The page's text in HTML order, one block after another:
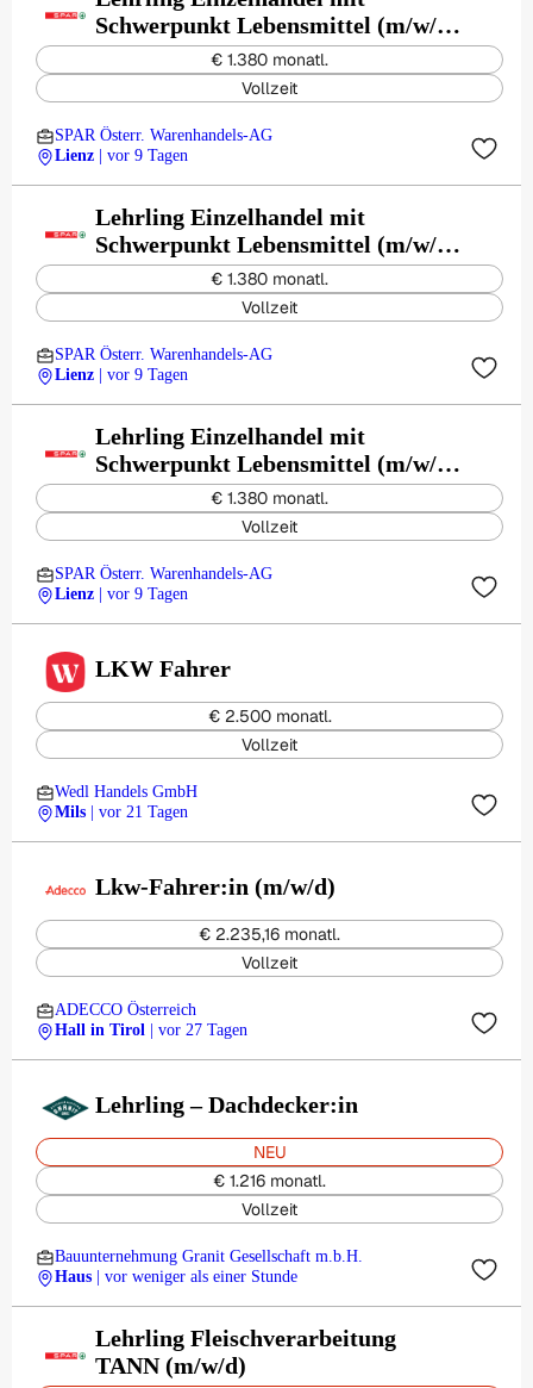
Schwerpunkt Lebensmittel (m/w/d)
- Lienz Grafendorferstraße
€ 1.380 monatl.
Vollzeit
SPAR Österr. Warenhandels-AG
Lienz
| vor 9 Tagen
Lehrling Einzelhandel mit
Schwerpunkt Lebensmittel (m/w/d)
- Lienz Kärntnerstraße
€ 1.380 monatl.
Vollzeit
SPAR Österr. Warenhandels-AG
Lienz
| vor 9 Tagen
Lehrling Einzelhandel mit
Schwerpunkt Lebensmittel (m/w/d)
- Lienz Pustertalerstraße
€ 1.380 monatl.
Vollzeit
SPAR Österr. Warenhandels-AG
Lienz
| vor 9 Tagen
LKW Fahrer
€ 2.500 monatl.
Vollzeit
Wedl Handels GmbH
Mils
| vor 21 Tagen
Lkw-Fahrer:in (m/w/d)
€ 2.235,16 monatl.
Vollzeit
ADECCO Österreich
Hall in Tirol
| vor 27 Tagen
Lehrling – Dachdecker:in
NEU
€ 1.216 monatl.
Vollzeit
Bauunternehmung Granit Gesellschaft m.b.H.
Haus
| vor weniger als einer Stunde
Lehrling Fleischverarbeitung
TANN (m/w/d)